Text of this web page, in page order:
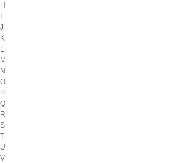
H
J
K
L
M
N
O
P
Q
R
S
T
U
V